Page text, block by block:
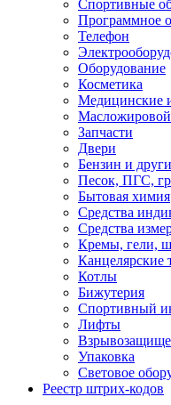
Спортивные
Программное
Телефон
Оборудование
Косметика
Медицинские
Масложировой
Запчасти
Двери
Бензин и
Песок, ПГС,
Бытовая химия
Средства
Средства
Кремы, гели,
Канцелярские
Котлы
Бижутерия
Спортивный
Лифты
Упаковка
Световое
Реестр штрих-кодов